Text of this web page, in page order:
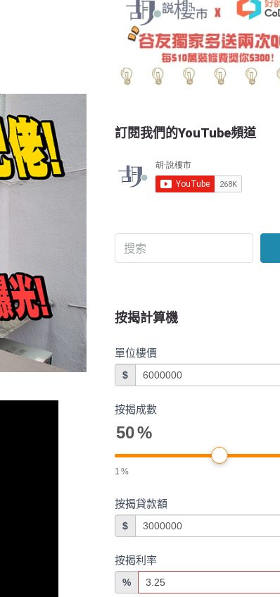
訂閱我們的YouTube頻道
按揭計算機
單位樓價
$
按揭成數
50%
1 %
按揭貸款額
$
按揭利率
%